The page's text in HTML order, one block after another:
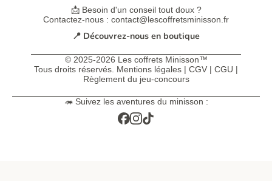
📩 Besoin d'un conseil tout doux ?
Contactez-nous : contact@lescoffretsminisson.fr
📍 Découvrez-nous en boutique
© 2025-2026 Les coffrets Minisson™
Tous droits réservés. Mentions légales | CGV | CGU |
Règlement du jeu-concours
🦔 Suivez les aventures du minisson :